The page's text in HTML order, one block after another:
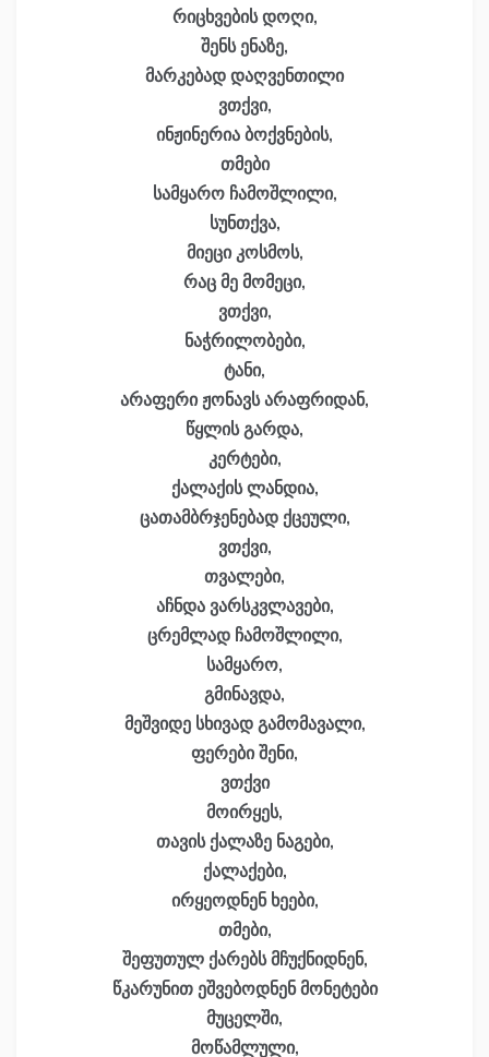
რიცხვების დოღი,
შენს ენაზე,
მარკებად დაღვენთილი
ვთქვი,
ინჟინერია ბოქვნების,
თმები
სამყარო ჩამოშლილი,
სუნთქვა,
მიეცი კოსმოს,
რაც მე მომეცი,
ვთქვი,
ნაჭრილობები,
ტანი,
არაფერი ჟონავს არაფრიდან,
წყლის გარდა,
კერტები,
ქალაქის ლანდია,
ცათამბრჯენებად ქცეული,
ვთქვი,
თვალები,
აჩნდა ვარსკვლავები,
ცრემლად ჩამოშლილი,
სამყარო,
გმინავდა,
მეშვიდე სხივად გამომავალი,
ფერები შენი,
ვთქვი
მოირყეს,
თავის ქალაზე ნაგები,
ქალაქები,
ირყეოდნენ ხეები,
თმები,
შეფუთულ ქარებს მჩუქნიდნენ,
წკარუნით ეშვებოდნენ მონეტები
მუცელში,
მოწამლული,